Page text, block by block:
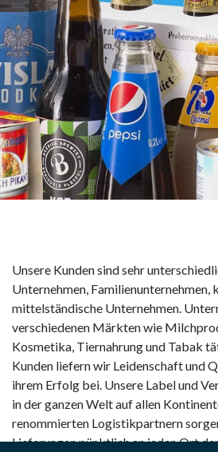
Unsere Kunden sind sehr
Unternehmen, Familienunternehmen,
mittelständische Unternehmen.
verschiedenen Märkten wie
Kosmetika, Tiernahrung und Tabak
Kunden liefern wir Leidenschaft und
ihrem Erfolg bei. Unsere Label und
in der ganzen Welt auf allen
renommierten Logistikpartnern
Lieferungen pünktlich an jeden Ort